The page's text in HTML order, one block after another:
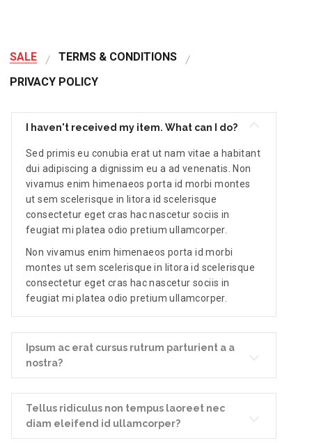
SALE
TERMS & CONDITIONS
PRIVACY POLICY
I haven't received my item. What can I do?
Sed primis eu conubia erat ut nam vitae a habitant
dui adipiscing a dignissim eu a ad venenatis. Non
vivamus enim himenaeos porta id morbi montes
ut sem scelerisque in litora id scelerisque
consectetur eget cras hac nascetur sociis in
feugiat mi platea odio pretium ullamcorper.
Non vivamus enim himenaeos porta id morbi
montes ut sem scelerisque in litora id scelerisque
consectetur eget cras hac nascetur sociis in
feugiat mi platea odio pretium ullamcorper.
Ipsum ac erat cursus rutrum parturient a a
nostra?
Tellus ridiculus non tempus laoreet nec
diam eleifend id ullamcorper?